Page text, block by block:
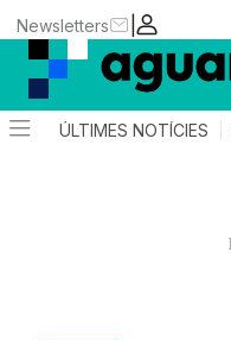
|
Newsletters
ÚLTIMES NOTÍCIES